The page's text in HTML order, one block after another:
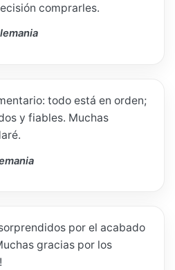
comprarles.
todo está en orden;
y fiables. Muchas
por el acabado
gracias por los